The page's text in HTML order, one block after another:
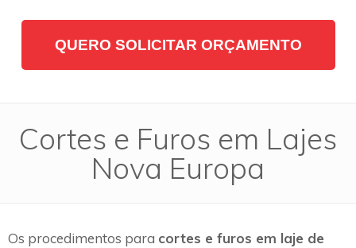
QUERO SOLICITAR ORÇAMENTO
Cortes e Furos em Lajes
Nova Europa
Os procedimentos para cortes e furos em laje de